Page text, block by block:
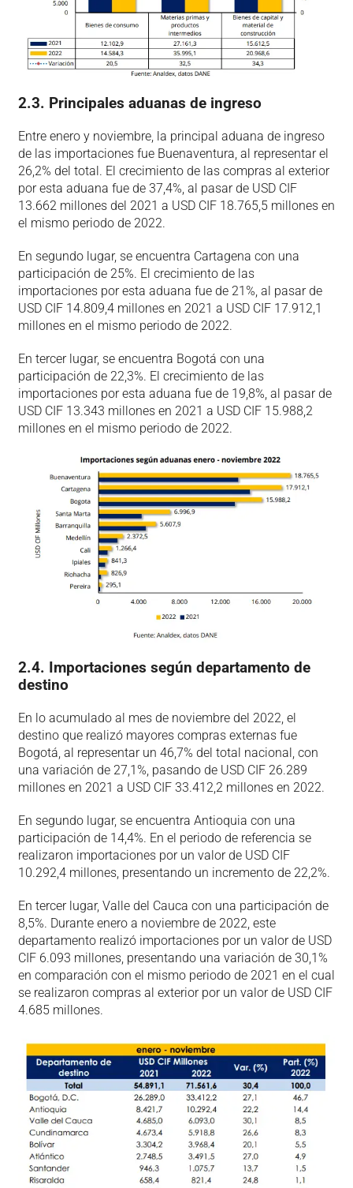
2.3. Principales aduanas de ingreso
Entre enero y noviembre, la principal aduana de ingreso
de las importaciones fue Buenaventura, al representar el
26,2% del total. El crecimiento de las compras al exterior
por esta aduana fue de 37,4%, al pasar de USD CIF
13.662 millones del 2021 a USD CIF 18.765,5 millones en
el mismo periodo de 2022.
En segundo lugar, se encuentra Cartagena con una
participación de 25%. El crecimiento de las
importaciones por esta aduana fue de 21%, al pasar de
USD CIF 14.809,4 millones en 2021 a USD CIF 17.912,1
millones en el mismo periodo de 2022.
En tercer lugar, se encuentra Bogotá con una
participación de 22,3%. El crecimiento de las
importaciones por esta aduana fue de 19,8%, al pasar de
USD CIF 13.343 millones en 2021 a USD CIF 15.988,2
millones en el mismo periodo de 2022.
2.4. Importaciones según departamento de
destino
En lo acumulado al mes de noviembre del 2022, el
destino que realizó mayores compras externas fue
Bogotá, al representar un 46,7% del total nacional, con
una variación de 27,1%, pasando de USD CIF 26.289
millones en 2021 a USD CIF 33.412,2 millones en 2022.
En segundo lugar, se encuentra Antioquia con una
participación de 14,4%. En el periodo de referencia se
realizaron importaciones por un valor de USD CIF
10.292,4 millones, presentando un incremento de 22,2%.
En tercer lugar, Valle del Cauca con una participación de
8,5%. Durante enero a noviembre de 2022, este
departamento realizó importaciones por un valor de USD
CIF 6.093 millones, presentando una variación de 30,1%
en comparación con el mismo periodo de 2021 en el cual
se realizaron compras al exterior por un valor de USD CIF
4.685 millones.